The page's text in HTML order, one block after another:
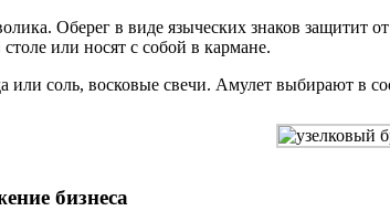
Оберег в виде языческих знаков
или носят с собой в кармане.
соль, восковые свечи. Амулет выбирают в
бизнеса